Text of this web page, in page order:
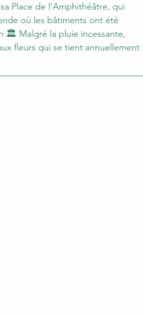
Place de l'Amphithéâtre, qui
où les bâtiments ont été
🏛️ Malgré la pluie incessante,
fleurs qui se tient annuellement